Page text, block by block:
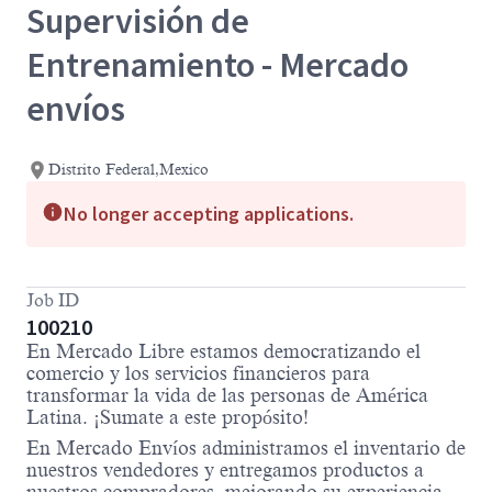
Supervisión de
Entrenamiento - Mercado
envíos
Distrito Federal,Mexico
No longer accepting applications.
Job ID
100210
En Mercado Libre estamos democratizando el
comercio y los servicios financieros para
transformar la vida de las personas de América
Latina. ¡Sumate a este propósito!
En Mercado Envíos administramos el inventario de
nuestros vendedores y entregamos productos a